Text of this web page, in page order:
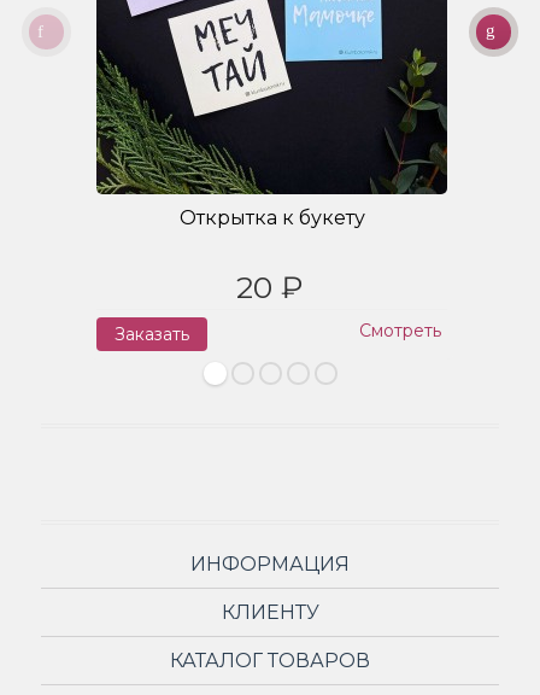
Открытка к букету
20 ₽
Заказать Смотреть
ИНФОРМАЦИЯ
КЛИЕНТУ
КАТАЛОГ ТОВАРОВ